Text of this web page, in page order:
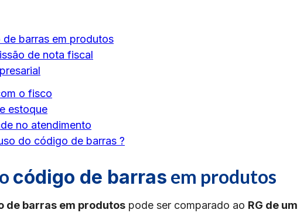
barras em produtos
de nota fiscal
o fisco
estoque
no atendimento
do código de barras ?
código de barras em produtos
de barras em produtos pode ser comparado ao RG de um